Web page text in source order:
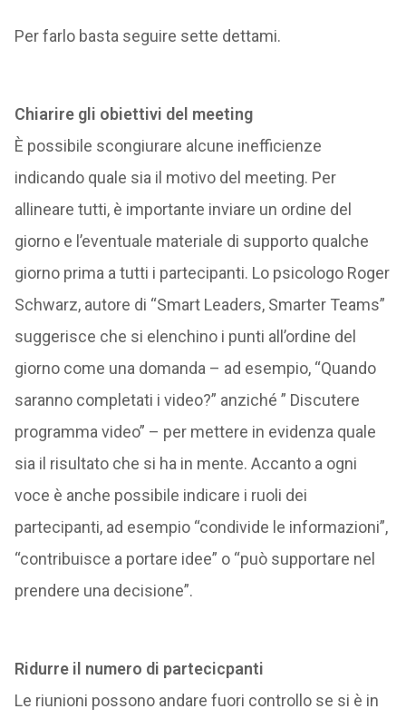
Per farlo basta seguire sette dettami.
Chiarire gli obiettivi del meeting
È possibile scongiurare alcune inefficienze
indicando quale sia il motivo del meeting. Per
allineare tutti, è importante inviare un ordine del
giorno e l’eventuale materiale di supporto qualche
giorno prima a tutti i partecipanti. Lo psicologo Roger
Schwarz, autore di “Smart Leaders, Smarter Teams”
suggerisce che si elenchino i punti all’ordine del
giorno come una domanda – ad esempio, “Quando
saranno completati i video?” anziché ” Discutere
programma video” – per mettere in evidenza quale
sia il risultato che si ha in mente. Accanto a ogni
voce è anche possibile indicare i ruoli dei
partecipanti, ad esempio “condivide le informazioni”,
“contribuisce a portare idee” o “può supportare nel
prendere una decisione”.
Ridurre il numero di partecicpanti
Le riunioni possono andare fuori controllo se si è in